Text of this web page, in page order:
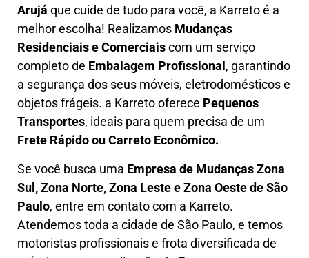
Arujá que cuide de tudo para você, a Karretoé a
melhor escolha! Realizamos Mudanças
Residenciais e Comerciaiscom um serviço
completo de Embalagem Profissional , garantindo
a segurança dos seus móveis, eletrodomésticos e
objetos frágeis. a Karretooferece Pequenos
Transportes, ideais para quem precisa de um
Frete Rápido ou Carreto Econômico.
Se você busca uma Empresa de Mudanças Zona
Sul, Zona Norte, Zona Leste e Zona Oeste de São
Paulo, entre em contato com a Karreto.
Atendemos toda a cidade de São Paulo, e temos
motoristas profissionais e frota diversificada de